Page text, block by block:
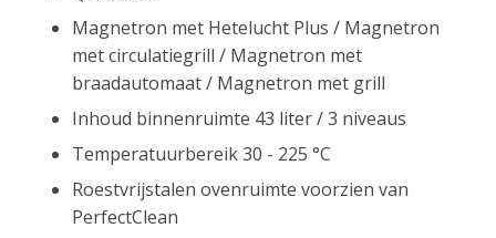
Magnetron met Hetelucht Plus / Magnetron
met circulatiegrill / Magnetron met
braadautomaat / Magnetron met grill
Inhoud binnenruimte 43 liter / 3 niveaus
Temperatuurbereik 30 - 225 °C
Roestvrijstalen ovenruimte voorzien van
PerfectClean